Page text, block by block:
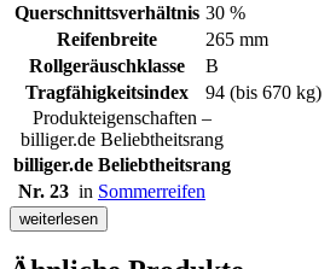
Querschnittsverhältnis 30 %
Reifenbreite
265 mm
Rollgeräuschklasse
B
Tragfähigkeitsindex
94 (bis 670 kg)
Produkteigenschaften –
billiger.de Beliebtheitsrang
billiger.de Beliebtheitsrang
Nr. 23 in Sommerreifen
weiterlesen